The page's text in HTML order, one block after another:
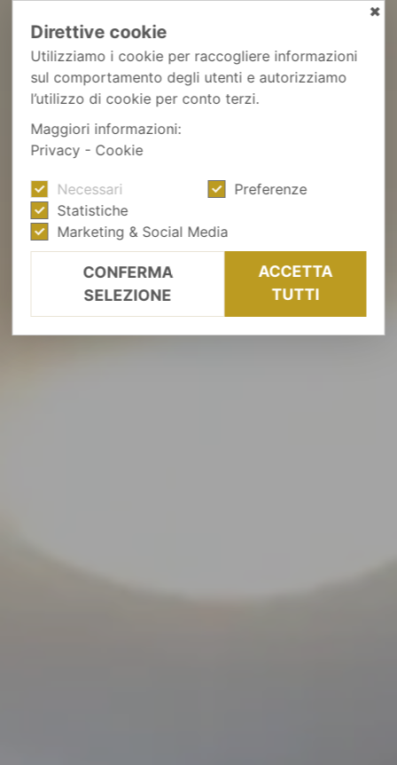
✖
Direttive cookie
Utilizziamo i cookie per raccogliere informazioni
sul comportamento degli utenti e autorizziamo
l’utilizzo di cookie per conto terzi.
Maggiori informazioni:
Privacy - Cookie
Necessari
Preferenze
Statistiche
Marketing & Social Media
CONFERMA
SELEZIONE
ACCETTA
TUTTI